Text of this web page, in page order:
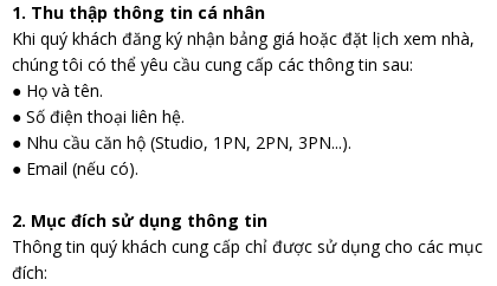
1. Thu thập thông tin cá nhân
Khi quý khách đăng ký nhận bảng giá hoặc đặt lịch xem nhà,
chúng tôi có thể yêu cầu cung cấp các thông tin sau:
● Họ và tên.
● Số điện thoại liên hệ.
● Nhu cầu căn hộ (Studio, 1PN, 2PN, 3PN...).
● Email (nếu có).
2. Mục đích sử dụng thông tin
Thông tin quý khách cung cấp chỉ được sử dụng cho các mục
đích: